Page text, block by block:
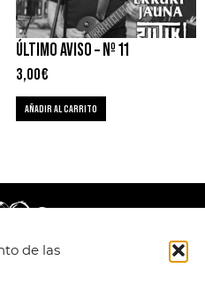
de las
ÚLTIMO AVISO – Nº 11
3,00€
AÑADIR AL CARRITO